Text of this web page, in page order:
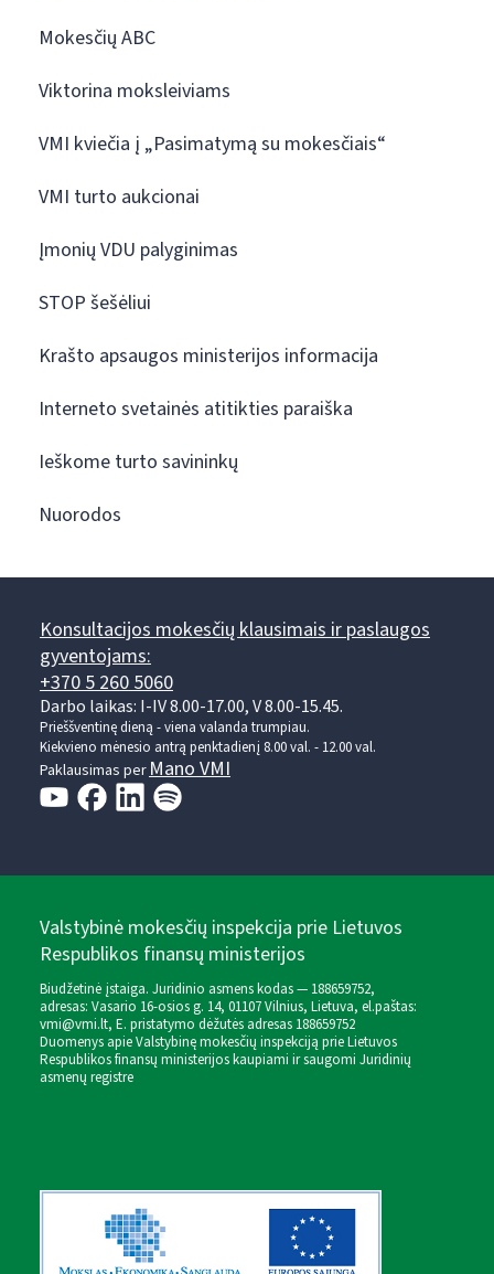
Mokesčių ABC
Viktorina moksleiviams
VMI kviečia į „Pasimatymą su mokesčiais“
VMI turto aukcionai
Įmonių VDU palyginimas
STOP šešėliui
Krašto apsaugos ministerijos informacija
Interneto svetainės atitikties paraiška
Ieškome turto savininkų
Nuorodos
Konsultacijos mokesčių klausimais ir paslaugos
gyventojams:
+370 5 260 5060
Darbo laikas: I-IV 8.00-17.00, V 8.00-15.45.
Prieššventinę dieną - viena valanda trumpiau.
Kiekvieno mėnesio antrą penktadienį 8.00 val. - 12.00 val.
Paklausimas perMano VMI
Valstybinė mokesčių inspekcija prie Lietuvos
Respublikos finansų ministerijos
Biudžetinė įstaiga. Juridinio asmens kodas — 188659752,
adresas: Vasario 16-osios g. 14, 01107 Vilnius, Lietuva, el.paštas:
vmi@vmi.lt, E. pristatymo dėžutės adresas 188659752
Duomenys apie Valstybinę mokesčių inspekciją prie Lietuvos
Respublikos finansų ministerijos kaupiami ir saugomi Juridinių
asmenų registre